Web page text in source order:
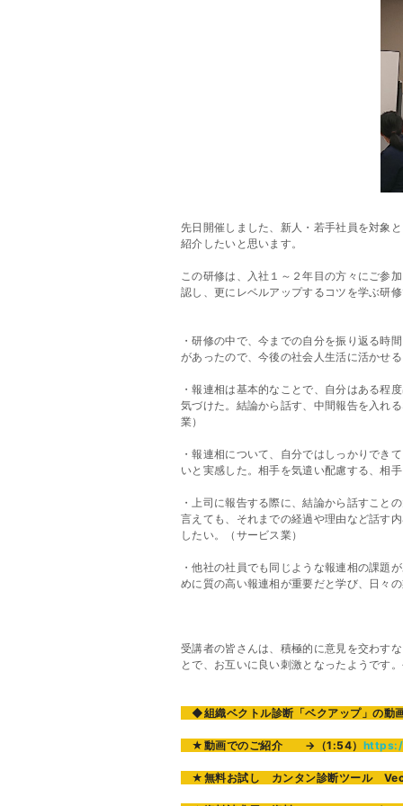
先日開催しました、新人・若手社員を対象
紹介したいと思います。
この研修は、入社１～２年目の方々にご参
認し、更にレベルアップするコツを学ぶ研
・研修の中で、今までの自分を振り返る時
があったので、今後の社会人生活に活かせ
・報連相は基本的なことで、自分はある程
気づけた。結論から話す、中間報告を入れ
業）
・報連相について、自分ではしっかりでき
いと実感した。相手を気遣い配慮する、相
・上司に報告する際に、結論から話すこと
言えても、それまでの経過や理由など話す
したい。（サービス業）
・他社の社員でも同じような報連相の課題
めに質の高い報連相が重要だと学び、日々
受講者の皆さんは、積極的に意見を交わす
とで、お互いに良い刺激となったようです
◆組織ベクトル診断「ベクアップ」の動
★ 動画でのご紹介 →（1:54）
★無料お試し カンタン診断ツール